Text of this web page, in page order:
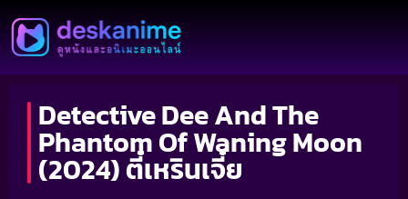
Detective Dee And The
Phantom Of Waning Moon
(2024) ตี๋เหรินเจี๋ย